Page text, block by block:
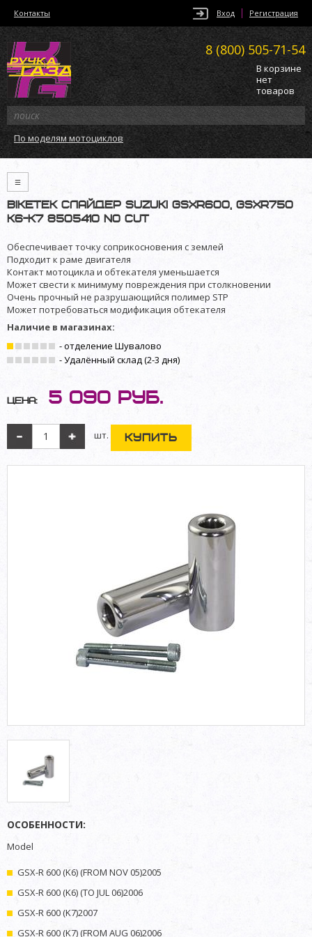
Вход Регистрация
Контакты
8 (800) 505-71-54
В корзине
нет
товаров
По моделям мотоциклов
≡
BikeTek слайдер Suzuki GSXR600, GSXR750
K6-K7 8505410 no cut
Обеспечивает точку соприкосновения с землей
Подходит к раме двигателя
Контакт мотоцикла и обтекателя уменьшается
Может свести к минимуму повреждения при столкновении
Очень прочный не разрушающийся полимер STP
Может потребоваться модификация обтекателя
Наличие в магазинах:
- отделение Шувалово
- Удалённый склад (2-3 дня)
Цена: 5 090 руб.
шт.
ОСОБЕННОСТИ:
Model
GSX-R 600 (K6) (FROM NOV 05)2005
GSX-R 600 (K6) (TO JUL 06)2006
GSX-R 600 (K7)2007
GSX-R 600 (K7) (FROM AUG 06)2006